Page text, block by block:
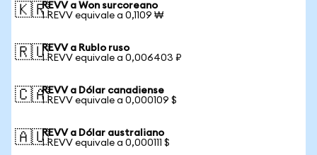
🇰🇷REVV a Won surcoreano
1 REVV equivale a 0,1109 ₩
🇷🇺REVV a Rublo ruso
1 REVV equivale a 0,006403 ₽
🇨🇦REVV a Dólar canadiense
1 REVV equivale a 0,000109 $
🇦🇺REVV a Dólar australiano
1 REVV equivale a 0,000111 $